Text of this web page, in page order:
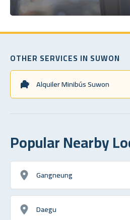
OTHER SERVICES IN SUWON
Alquiler Minibús Suwon
Popular Nearby
Gangneung
Daegu